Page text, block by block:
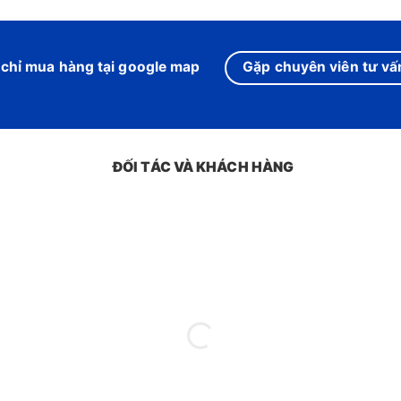
mua hàng tại google map Gặp chuyên viên tư
ĐỐI TÁC VÀ KHÁCH HÀNG